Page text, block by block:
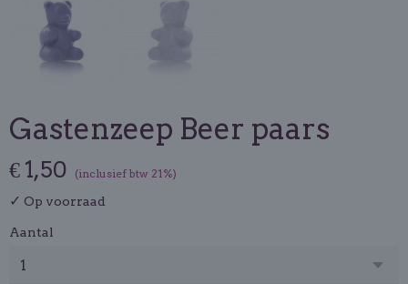
Gastenzeep Beer paars
€ 1,50 (inclusief btw 21%)
✓ Op voorraad
Aantal